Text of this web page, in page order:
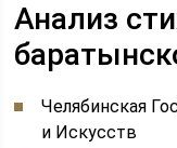
Анализ
Челябинская
и Искусств